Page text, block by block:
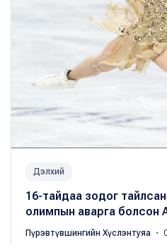
Дэлхий
16-тайдаа зодог
олимпын аварга болсон
Пүрэвтүвшингийн Хүслэнтуяа ・